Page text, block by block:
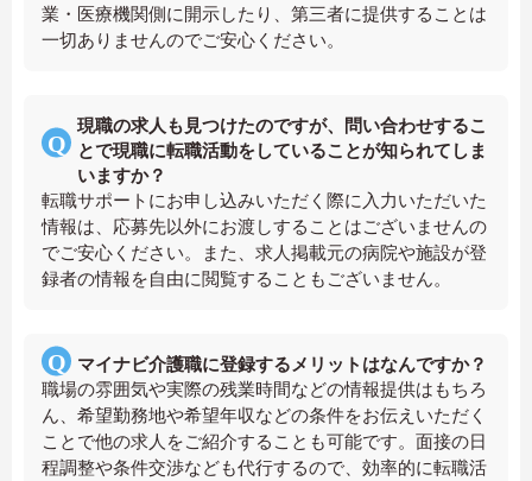
業・医療機関側に開示したり、第三者に提供することは
一切ありませんのでご安心ください。
現職の求人も見つけたのですが、問い合わせするこ
とで現職に転職活動をしていることが知られてしま
いますか？
転職サポートにお申し込みいただく際に入力いただいた
情報は、応募先以外にお渡しすることはございませんの
でご安心ください。また、求人掲載元の病院や施設が登
録者の情報を自由に閲覧することもございません。
マイナビ介護職に登録するメリットはなんですか？
職場の雰囲気や実際の残業時間などの情報提供はもちろ
ん、希望勤務地や希望年収などの条件をお伝えいただく
ことで他の求人をご紹介することも可能です。面接の日
程調整や条件交渉なども代行するので、効率的に転職活